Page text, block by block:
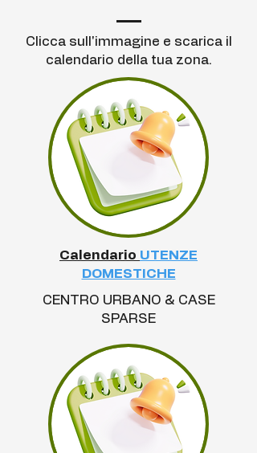
Clicca sull'immagine e scarica il
calendario della tua zona.
Calendario UTENZE
DOMESTICHE
CENTRO URBANO & CASE
SPARSE